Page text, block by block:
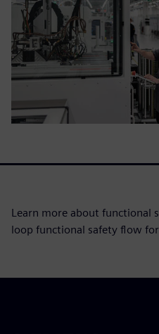
Learn more about functional
loop functional safety flow